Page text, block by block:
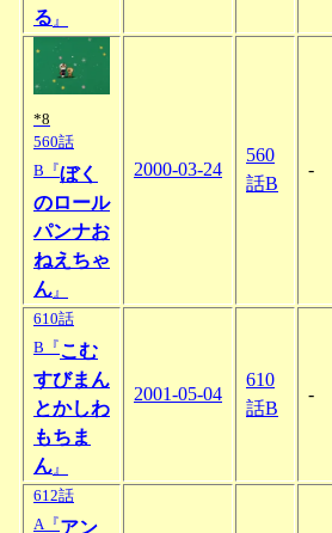
る 』
*8
560話
B『ぼく
のロール
パンナお
ねえちゃ
ん 』
2000-03-24
560
話B
-
610話
B『こむ
すびまん
とかしわ
もちま
ん 』
2001-05-04
610
話B
-
612話
A『アン